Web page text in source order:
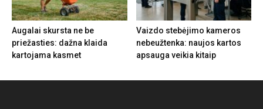
Augalai skursta ne be
priežasties: dažna klaida
kartojama kasmet
Vaizdo stebėjimo kameros
nebeužtenka: naujos kartos
apsauga veikia kitaip